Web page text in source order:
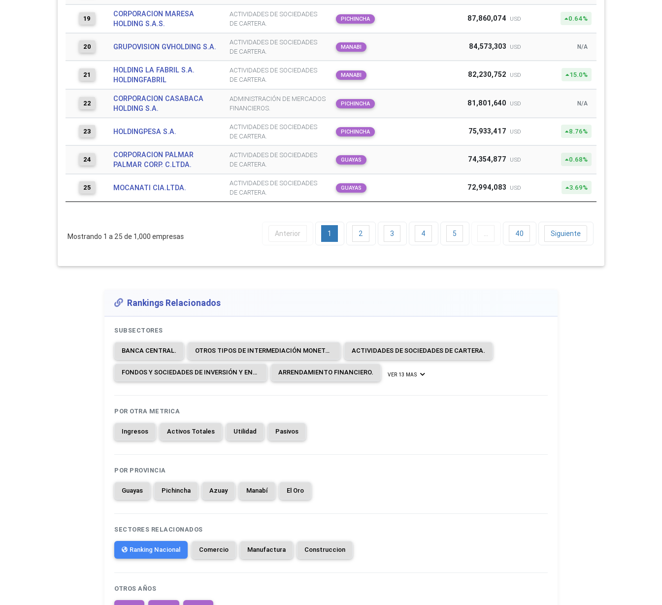
19
CORPORACION MARESA
HOLDING S.A.S.
ACTIVIDADES DE SOCIEDADES
DE CARTERA.
PICHINCHA 87,860,074 USD 0.64%
20 GRUPOVISION GVHOLDING S.A.
ACTIVIDADES DE SOCIEDADES
DE CARTERA.
MANABI 84,573,303 USD N/A
21
HOLDING LA FABRIL S.A.
HOLDINGFABRIL
ACTIVIDADES DE SOCIEDADES
DE CARTERA.
MANABI 82,230,752 USD 15.0%
22
CORPORACION CASABACA
HOLDING S.A.
ADMINISTRACIÓN DE MERCADOS
FINANCIEROS.
PICHINCHA 81,801,640 USD N/A
23 HOLDINGPESA S.A.
ACTIVIDADES DE SOCIEDADES
DE CARTERA.
PICHINCHA 75,933,417 USD 8.76%
24
CORPORACION PALMAR
PALMAR CORP. C.LTDA.
ACTIVIDADES DE SOCIEDADES
DE CARTERA.
GUAYAS 74,354,877 USD 0.68%
25 MOCANATI CIA.LTDA.
ACTIVIDADES DE SOCIEDADES
DE CARTERA.
GUAYAS 72,994,083 USD 3.69%
Mostrando 1 a 25 de 1,000 empresas Anterior 1 2 3 4 5 … 40 Siguiente
Rankings Relacionados
SUBSECTORES
BANCA CENTRAL. OTROS TIPOS DE INTERMEDIACIÓN MONETARIA. ACTIVIDADES DE SOCIEDADES DE CARTERA.
FONDOS Y SOCIEDADES DE INVERSIÓN Y ENTIDADES FINANCIERAS SIMILARES. ARRENDAMIENTO FINANCIERO. VER 13 MAS
POR OTRA METRICA
Ingresos Activos Totales Utilidad Pasivos
POR PROVINCIA
Guayas Pichincha Azuay Manabí El Oro
SECTORES RELACIONADOS
Ranking Nacional Comercio Manufactura Construccion
OTROS AÑOS